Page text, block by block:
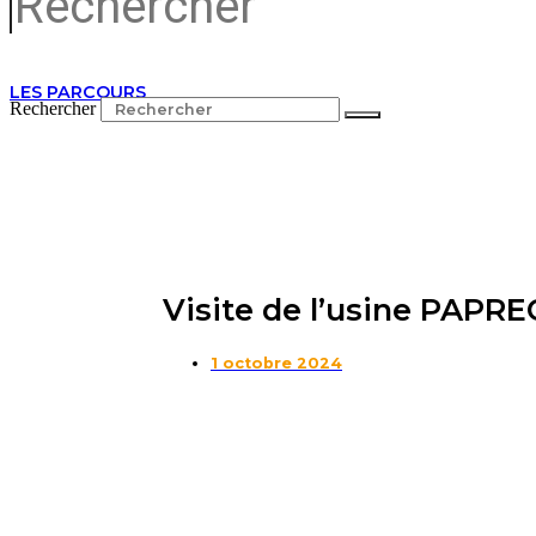
LES PARCOURS
Rechercher
Visite de l’usine
1 octobre 2024